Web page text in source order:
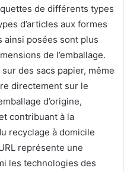
de différents types
d’articles aux formes
posées sont plus
de l’emballage.
des sacs papier, même
directement sur le
d’origine,
contribuant à la
recyclage à domicile
représente une
les technologies des